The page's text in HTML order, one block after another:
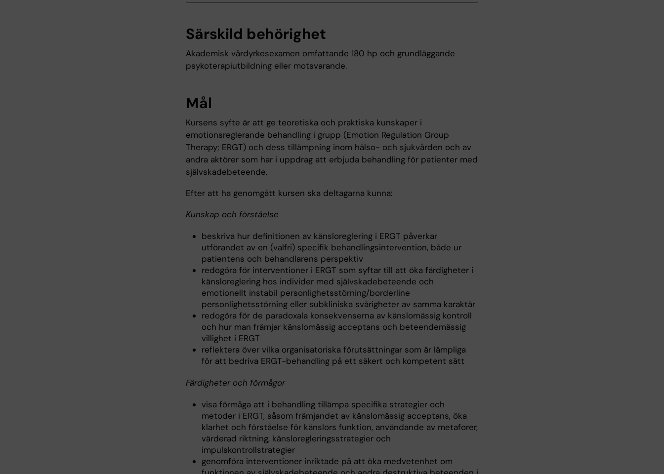
Särskild behörighet
Akademisk vårdyrkesexamen omfattande 180 hp och grundläggande
psykoterapiutbildning eller motsvarande.
Mål
Kursens syfte är att ge teoretiska och praktiska kunskaper i
emotionsreglerande behandling i grupp (Emotion Regulation Group
Therapy; ERGT) och dess tillämpning inom hälso- och sjukvården och av
andra aktörer som har i uppdrag att erbjuda behandling för patienter med
självskadebeteende.
Efter att ha genomgått kursen ska deltagarna kunna:
Kunskap och förståelse
beskriva hur definitionen av känsloreglering i ERGT påverkar
utförandet av en (valfri) specifik behandlingsintervention, både ur
patientens och behandlarens perspektiv
redogöra för interventioner i ERGT som syftar till att öka färdigheter i
känsloreglering hos individer med självskadebeteende och
emotionellt instabil personlighetsstörning/borderline
personlighetsstörning eller subkliniska svårigheter av samma karaktär
redogöra för de paradoxala konsekvenserna av känslomässig kontroll
och hur man främjar känslomässig acceptans och beteendemässig
villighet i ERGT
reflektera över vilka organisatoriska förutsättningar som är lämpliga
för att bedriva ERGT-behandling på ett säkert och kompetent sätt
Färdigheter och förmågor
visa förmåga att i behandling tillämpa specifika strategier och
metoder i ERGT, såsom främjandet av känslomässig acceptans, öka
klarhet och förståelse för känslors funktion, användande av metaforer,
värderad riktning, känsloregleringsstrategier och
impulskontrollstrategier
genomföra interventioner inriktade på att öka medvetenhet om